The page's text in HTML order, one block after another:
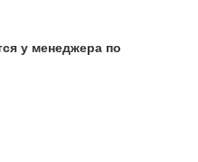
у менеджера по